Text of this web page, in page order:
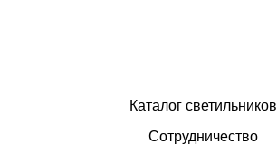
Сотрудничество
Каталог светильников